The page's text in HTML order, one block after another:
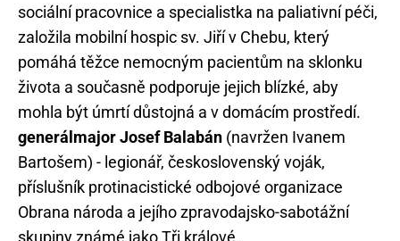
sociální pracovnice a specialistka na paliativní péči,
založila mobilní hospic sv. Jiří v Chebu, který
pomáhá těžce nemocným pacientům na sklonku
života a současně podporuje jejich blízké, aby
mohla být úmrtí důstojná a v domácím prostředí.
generálmajor Josef Balabán (navržen Ivanem
Bartošem) - legionář, československý voják,
příslušník protinacistické odbojové organizace
Obrana národa a jejího zpravodajsko-sabotážní
skupiny známé jako Tři králové.